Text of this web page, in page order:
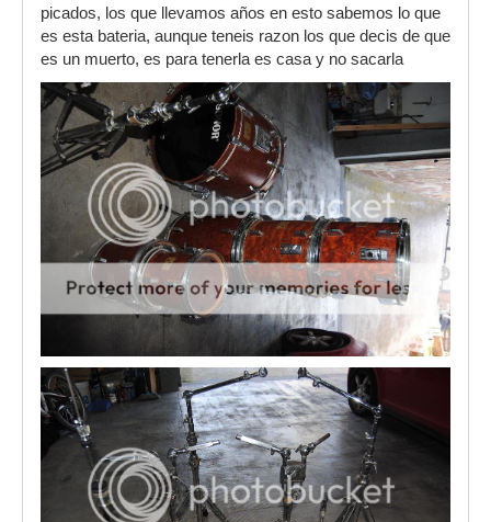
picados, los que llevamos años en esto sabemos lo que
es esta bateria, aunque teneis razon los que decis de que
es un muerto, es para tenerla es casa y no sacarla